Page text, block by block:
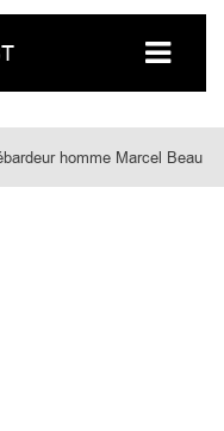
homme Marcel Beau